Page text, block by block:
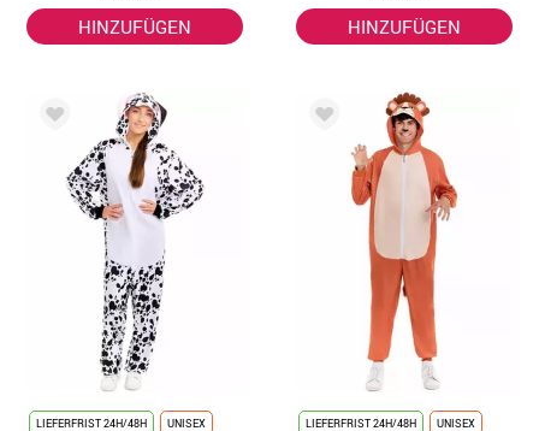
HINZUFÜGEN HINZUFÜGEN
LIEFERFRIST 24H/48H UNISEX LIEFERFRIST 24H/48H UNISEX